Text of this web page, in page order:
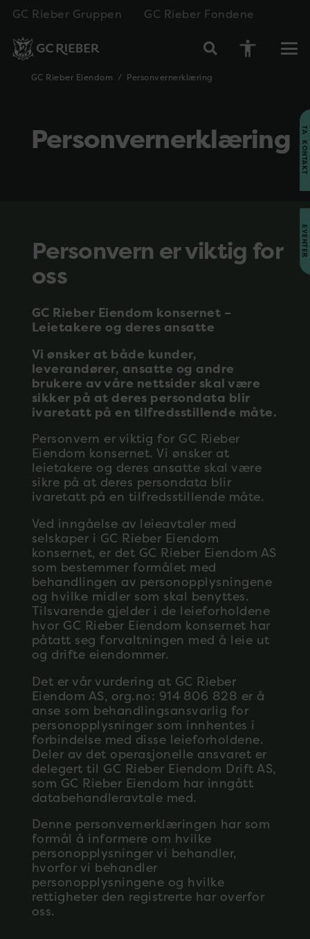
GC Rieber Gruppen GC Rieber Fondene
accessibility
GC Rieber Eiendom / Personvernerklæring
Personvernerklæring
Personvern er viktig for
oss
GC Rieber Eiendom konsernet –
Leietakere og deres ansatte
Vi ønsker at både kunder,
leverandører, ansatte og andre
brukere av våre nettsider skal være
sikker på at deres persondata blir
ivaretatt på en tilfredsstillende måte.
Personvern er viktig for GC Rieber
Eiendom konsernet. Vi ønsker at
leietakere og deres ansatte skal være
sikre på at deres persondata blir
ivaretatt på en tilfredsstillende måte.
Ved inngåelse av leieavtaler med
selskaper i GC Rieber Eiendom
konsernet, er det GC Rieber Eiendom AS
som bestemmer formålet med
behandlingen av personopplysningene
og hvilke midler som skal benyttes.
Tilsvarende gjelder i de leieforholdene
hvor GC Rieber Eiendom konsernet har
påtatt seg forvaltningen med å leie ut
og drifte eiendommer.
Det er vår vurdering at GC Rieber
Eiendom AS, org.no: 914 806 828 er å
anse som behandlingsansvarlig for
personopplysninger som innhentes i
forbindelse med disse leieforholdene.
Deler av det operasjonelle ansvaret er
delegert til GC Rieber Eiendom Drift AS,
som GC Rieber Eiendom har inngått
databehandleravtale med.
Denne personvernerklæringen har som
formål å informere om hvilke
personopplysninger vi behandler,
hvorfor vi behandler
personopplysningene og hvilke
rettigheter den registrerte har overfor
oss.
TA KONTAKT
EVENTER